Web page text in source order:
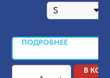
ПОДРОБНЕЕ
В